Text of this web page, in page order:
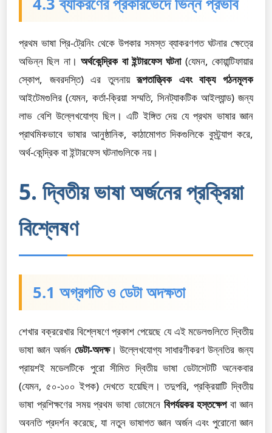
প্রথম ভাষা প্রি-ট্রেনিং থেকে উপকার সমস্ত ব্যাকরণগত ঘটনার ক্ষেত্রে
অভিন্ন ছিল না।অর্থকেন্দ্রিক বা ইন্টারফেস ঘটনা(যেমন, কোয়ান্টিফায়ার
স্কোপ, জবরদস্তি) এর তুলনায়রূপতাত্ত্বিক এবং বাক্য গঠনমূলক
আইটেমগুলির (যেমন, কর্তা-ক্রিয়া সম্মতি, সিনট্যাকটিক আইল্যান্ড) জন্য
লাভ বেশি উল্লেখযোগ্য ছিল। এটি ইঙ্গিত দেয় যে প্রথম ভাষার জ্ঞান
প্রাথমিকভাবে ভাষার আনুষ্ঠানিক, কাঠামোগত দিকগুলিকে বুস্ট্র্যাপ করে,
অর্থ-কেন্দ্রিক বা ইন্টারফেস ঘটনাগুলিকে নয়।
5. দ্বিতীয় ভাষা অর্জনের প্রক্রিয়া
বিশ্লেষণ
5.1 অগ্রগতি ও ডেটা অদক্ষতা
শেখার বক্ররেখার বিশ্লেষণে প্রকাশ পেয়েছে যে এই মডেলগুলিতে দ্বিতীয়
ভাষা জ্ঞান অর্জন ডেটা-অদক্ষ। উল্লেখযোগ্য সাধারণীকরণ উন্নতির জন্য
প্রায়শই মডেলটিকে পুরো সীমিত দ্বিতীয় ভাষা ডেটাসেটটি অনেকবার
(যেমন, ৫০-১০০ ইপক) দেখতে হয়েছিল। তদুপরি, প্রক্রিয়াটি দ্বিতীয়
ভাষা প্রশিক্ষণের সময় প্রথম ভাষা ডোমেনে বিপর্যয়কর হস্তক্ষেপবা জ্ঞান
অবনতি প্রদর্শন করেছে, যা নতুন ভাষাগত জ্ঞান অর্জন এবং পুরোনো জ্ঞান